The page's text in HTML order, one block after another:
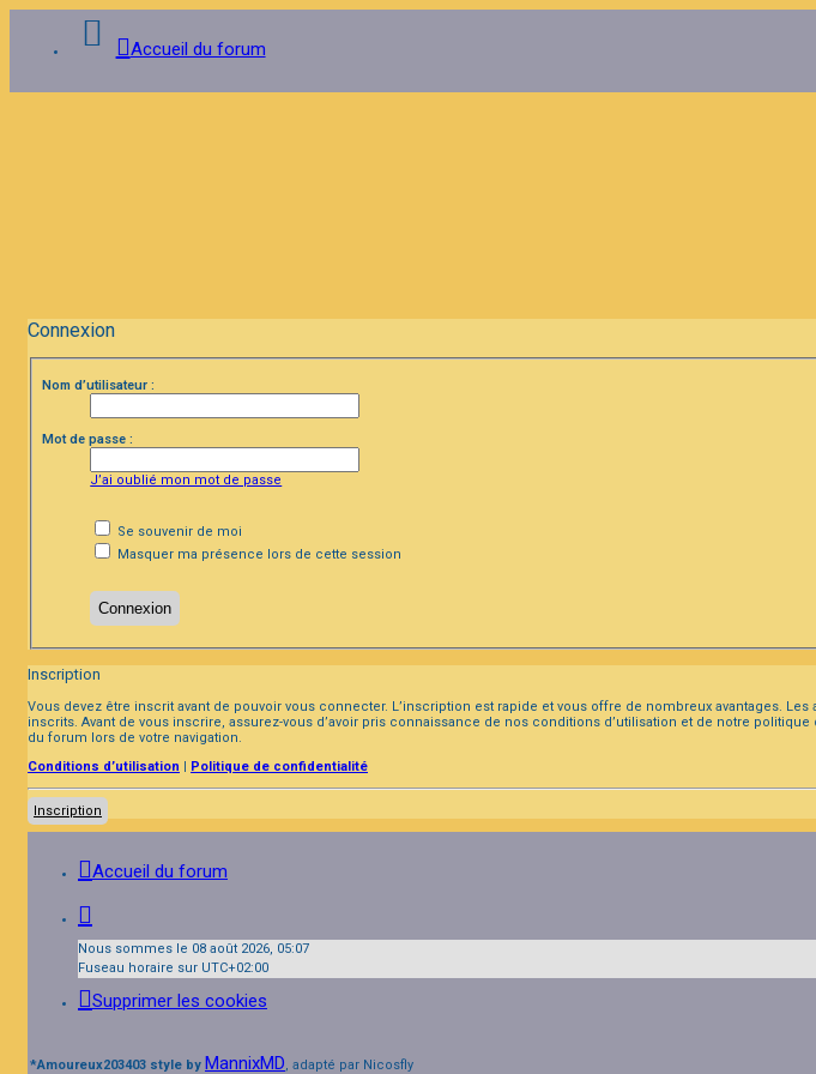
Accueil du forum
Connexion
Nom d’utilisateur :
Mot de passe :
J’ai oublié mon mot de passe
Se souvenir de moi
Masquer ma présence lors de cette session
Inscription
Vous devez être inscrit avant de pouvoir vous connecter. L’inscription est rapide et vous offre de nombreux avantages.
inscrits. Avant de vous inscrire, assurez-vous d’avoir pris connaissance de nos conditions d’utilisation et de notre
du forum lors de votre navigation.
Conditions d’utilisation | Politique de confidentialité
Inscription
Accueil du forum
Nous sommes le 08 août 2026, 05:07
Fuseau horaire sur UTC+02:00
Supprimer les cookies
*Amoureux203403 style by MannixMD, adapté par Nicosfly